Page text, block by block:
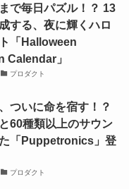
で毎日パズル！？ 13
する、夜に輝くハロ
「Halloween
Calendar」
プロダクト
ついに命を宿す！？
60種類以上のサウン
「Puppetronics」登
プロダクト